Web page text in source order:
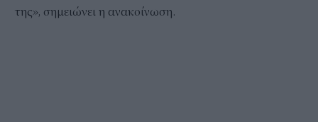
της», σημειώνει η ανακοίνωση.